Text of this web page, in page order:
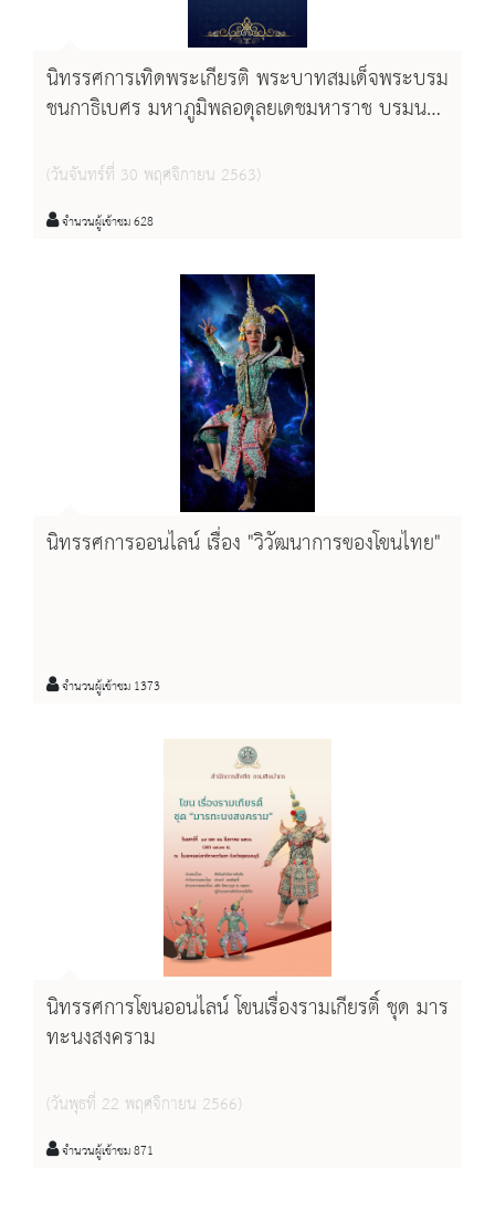
จณิน โวลล์มันน์ ร่วมด้วยนักแสดงคุณภาพที่มาร่วมสร้างสีสัน
คับคั่ง อาทิ ณัฏฐ์ เทพหัสดิน ณ อยุธยา, พิ้งกี้-สาวิกาแนน-สศิรา,
ปอ-อรรณพ, หนุ่ม-สุรวุฑ, พิมพ์-พิมพ์พรรณ, กิ๊ก-มยุริญ, รัชนี
ศิระเลิศ, แจ๊บ-เพ็ญเพชร, หงหยก-จันษกร, น้ำ-กัญญ์กุลณัช และ
เอม-สาธิดา ฯลฯ การันตีความสนุกเข้มข้นครบรสทุกอารมณ์
จังหวัดสุพรรณบุรี เป็นสถานที่ถ่ายทำละคร ซึ่งฉากและโลเคชั่น
ของโรงละครแห่งชาติฯที่ใช้ถ่ายทำจะอยู่ใน Ep 15 - Ep 17
ติดตามละครย้อนหลังและชมภาพโรงละครฯ ได้ตามลิ้งค์ด้านล่าง
นิทรรศการเทิดพระเกียรติ พระบาทสมเด็จพระบรม
ชนกาธิเบศร มหาภูมิพลอดุลยเดชมหาราช บรมนาถ
(วันจันทร์ที่ 30 พฤศจิกายน 2563)
จำนวนผู้เข้าชม 628
นิทรรศการออนไลน์ เรื่อง "วิวัฒนาการของโขนไทย"
จำนวนผู้เข้าชม 1373
นิทรรศการโขนออนไลน์ โขนเรื่องรามเกียรติ์ ชุด มาร
ทะนงสงคราม
(วันพุธที่ 22 พฤศจิกายน 2566)
จำนวนผู้เข้าชม 871